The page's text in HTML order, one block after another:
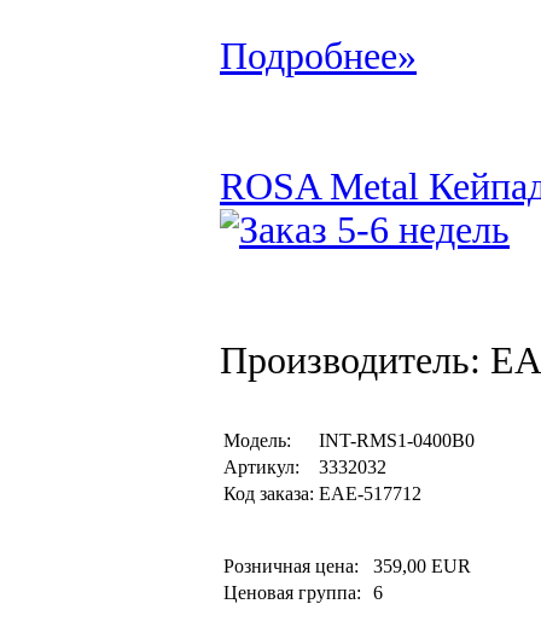
Подробнее»
ROSA Metal
Производитель:
Модель:
INT-RMS1-0400B0
Артикул:
3332032
Код заказа: EAE-517712
Розничная цена:
359,00 EUR
Ценовая группа:
6